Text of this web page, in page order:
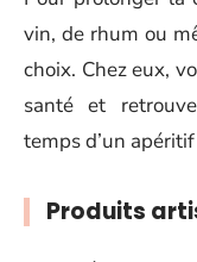
vin, de rhum ou
choix. Chez eux,
santé et
temps d’un
Produits